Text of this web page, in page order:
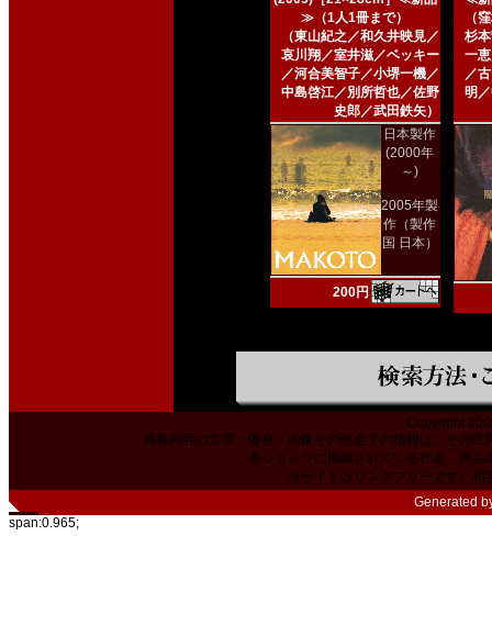
≫（1人1冊まで）
（東山紀之／和久井映見／
哀川翔／室井滋／ベッキー
／河合美智子／小堺一機／
中島啓江／別所哲也／佐野
史郎／武田鉄矢）
日本製作
(2000年
～)
2005年製
作（製作
国 日本）
200円
（
杉
一
／
明
Copyright
掲載内容の文章・価格・画像その他全ての情報は、その
本ショップに掲載されている社名、商
当サイトはリンクフリーです。相
Generated
span:0.965;